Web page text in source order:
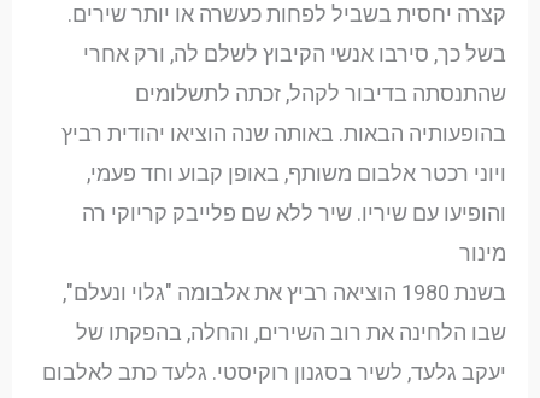
קצרה יחסית בשביל לפחות כעשרה או יותר שירים.
בשל כך, סירבו אנשי הקיבוץ לשלם לה, ורק אחרי
שהתנסתה בדיבור לקהל, זכתה לתשלומים
בהופעותיה הבאות. באותה שנה הוציאו יהודית רביץ
ויוני רכטר אלבום משותף, באופן קבוע וחד פעמי,
והופיעו עם שיריו. שיר ללא שם פלייבק קריוקי רה
מינור
בשנת 1980 הוציאה רביץ את אלבומה "גלוי ונעלם",
שבו הלחינה את רוב השירים, והחלה, בהפקתו של
יעקב גלעד, לשיר בסגנון רוקיסטי. גלעד כתב לאלבום